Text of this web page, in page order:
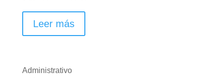
Leer más
Administrativo